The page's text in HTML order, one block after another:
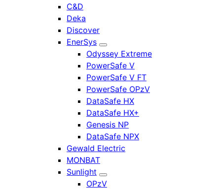
C&D
Deka
Discover
EnerSys
Odyssey Extreme
PowerSafe V
PowerSafe V FT
PowerSafe OPzV
DataSafe HX
DataSafe HX+
Genesis NP
DataSafe NPX
Gewald Electric
MONBAT
Sunlight
OPzV